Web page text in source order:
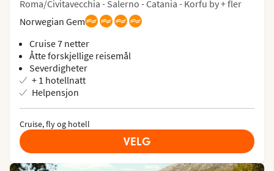
Roma/Civitavecchia - Salerno - Catania - Korfu by + fler
Norwegian Gem
Cruise 7 netter
Åtte forskjellige reisemål
Severdigheter
+ 1 hotellnatt
Helpensjon
Cruise, fly og hotell
VELG